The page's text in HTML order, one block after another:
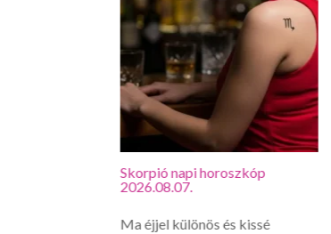
Skorpió napi horoszkóp
2026.08.07.
Ma éjjel különös és kissé